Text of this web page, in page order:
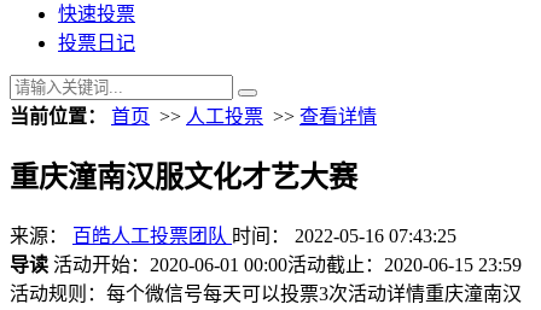
快速投票
投票日记
当前位置： 首页 >> 人工投票 >> 查看详情
重庆潼南汉服文化才艺大赛
来源： 百皓人工投票团队 时间： 2022-05-16 07:43:25
导读 活动开始：2020-06-01 00:00活动截止：2020-06-15 23:59
活动规则：每个微信号每天可以投票3次活动详情重庆潼南汉